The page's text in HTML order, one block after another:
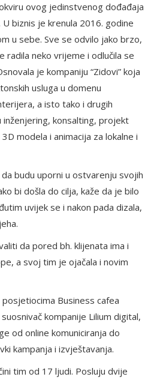
ovog jedinstvenog dođađaja
biznis je krenula 2016. godine
u sebe. Sve se odvilo jako brzo,
radila neko vrijeme i odlučila se
je kompaniju “Zidovi” koja
usluga u domenu
a isto tako i drugih
konsalting, projekt
modela i animacija za lokalne i
budu uporni u ostvarenju svojih
bi došla do cilja, kaže da je bilo
uvijek se i nakon pada dizala,
da pored bh. klijenata ima i
a svoj tim je ojačala i novim
Business cafea
kompanije Lilium digital,
od online komuniciranja do
kampanja i izvještavanja.
tim od 17 ljudi. Posluju dvije